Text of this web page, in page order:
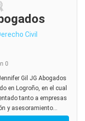
Civil
0
Gil JG Abogados
en Logroño, en el cual
tanto a empresas
y asesoramiento...